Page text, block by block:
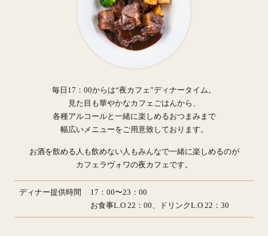
毎日17：00からは“夜カフェ”ディナータイム。
見た目も華やかなカフェごはんから、
各種アルコールと一緒に楽しめるおつまみまで
幅広いメニューをご用意致しております。
お酒を飲める人も飲めない人もみんなで一緒に楽しめるのが
カフェラヴォワの夜カフェです。
ディナー提供時間
17：00〜23：00
お食事L.O 22：00、ドリンクL.O 22：30